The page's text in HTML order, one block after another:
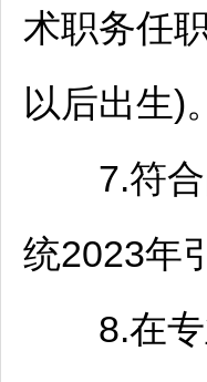
术职务任
以后出生)。
7.符合
统2023年
8.在专